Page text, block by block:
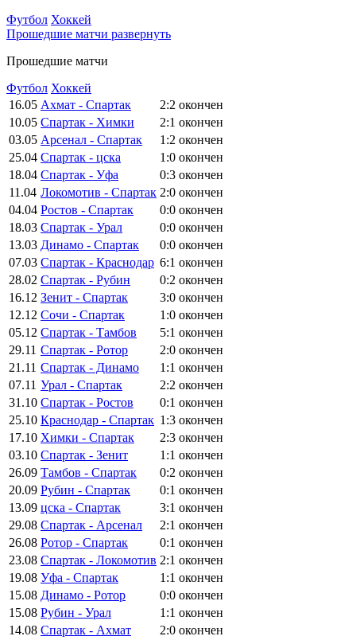
Футбол Хоккей
Прошедшие матчи развернуть
Прошедшие матчи
Футбол Хоккей
16.05 Ахмат - Спартак 2:2 окончен
10.05 Спартак - Химки 2:1 окончен
03.05 Арсенал - Спартак 1:2 окончен
25.04 Спартак - цска 1:0 окончен
18.04 Спартак - Уфа 0:3 окончен
11.04 Локомотив - Спартак 2:0 окончен
04.04 Ростов - Спартак 0:0 окончен
18.03 Спартак - Урал 0:0 окончен
13.03 Динамо - Спартак 0:0 окончен
07.03 Спартак - Краснодар 6:1 окончен
28.02 Спартак - Рубин 0:2 окончен
16.12 Зенит - Спартак 3:0 окончен
12.12 Сочи - Спартак 1:0 окончен
05.12 Спартак - Тамбов 5:1 окончен
29.11 Спартак - Ротор 2:0 окончен
21.11 Спартак - Динамо 1:1 окончен
07.11 Урал - Спартак 2:2 окончен
31.10 Спартак - Ростов 0:1 окончен
25.10 Краснодар - Спартак 1:3 окончен
17.10 Химки - Спартак 2:3 окончен
03.10 Спартак - Зенит 1:1 окончен
26.09 Тамбов - Спартак 0:2 окончен
20.09 Рубин - Спартак 0:1 окончен
13.09 цска - Спартак 3:1 окончен
29.08 Спартак - Арсенал 2:1 окончен
26.08 Ротор - Спартак 0:1 окончен
23.08 Спартак - Локомотив 2:1 окончен
19.08 Уфа - Спартак 1:1 окончен
15.08 Динамо - Ротор 0:0 окончен
15.08 Рубин - Урал 1:1 окончен
14.08 Спартак - Ахмат 2:0 окончен